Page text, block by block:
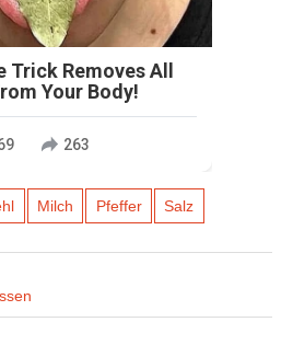
Trick Removes All
Your Body!
263
Milch Pfeffer Salz